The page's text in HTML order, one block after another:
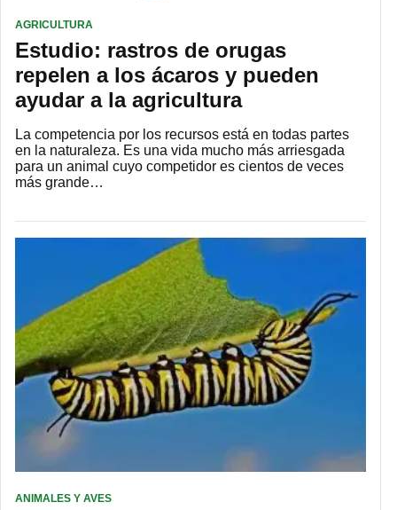
AGRICULTURA
Estudio: rastros de orugas
repelen a los ácaros y pueden
ayudar a la agricultura
La competencia por los recursos está en todas partes
en la naturaleza. Es una vida mucho más arriesgada
para un animal cuyo competidor es cientos de veces
más grande…
ANIMALES Y AVES